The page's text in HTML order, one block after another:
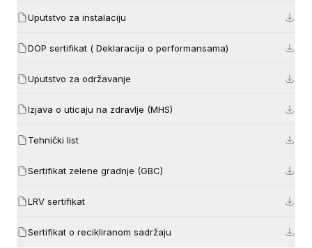
Uputstvo za instalaciju
DOP sertifikat ( Deklaracija o performansama)
Uputstvo za održavanje
Izjava o uticaju na zdravlje (MHS)
Tehnički list
Sertifikat zelene gradnje (GBC)
LRV sertifikat
Sertifikat o recikliranom sadržaju